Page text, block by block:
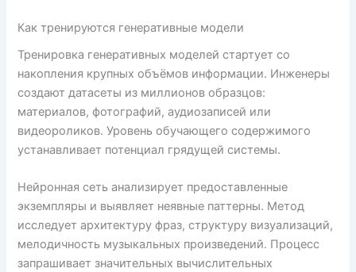
Как тренируются генеративные модели
Тренировка генеративных моделей стартует со
накопления крупных объёмов информации. Инженеры
создают датасеты из миллионов образцов:
материалов, фотографий, аудиозаписей или
видеороликов. Уровень обучающего содержимого
устанавливает потенциал грядущей системы.
Нейронная сеть анализирует предоставленные
экземпляры и выявляет неявные паттерны. Метод
исследует архитектуру фраз, структуру визуализаций,
мелодичность музыкальных произведений. Процесс
запрашивает значительных вычислительных